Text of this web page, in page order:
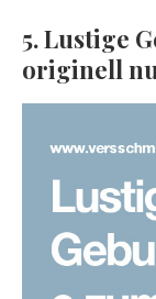
5. Lustige
originell